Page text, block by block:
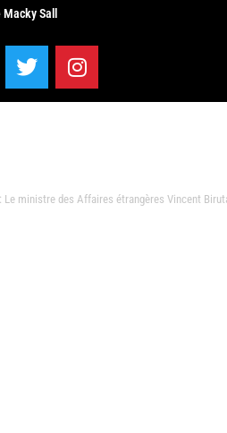
Macky Sall
Le ministre des Affaires étrangères Vincent